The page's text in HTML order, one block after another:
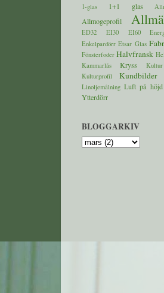
1-glas 1+1 glas
Allmogeprofil
ED32
EI30 EI60
Enkelpardörr Etsar Glas
Fönsterfoder Halvfransk
Kammarlås Kryss Kultur
Kulturprofil
Kundbilder
Linoljemålning Luft på höjd
Ytterdörr
BLOGGARKIV